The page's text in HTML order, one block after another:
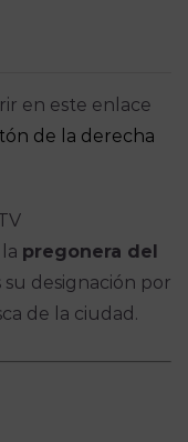
en este enlace
de la derecha
pregonera del
su designación por
de la ciudad.